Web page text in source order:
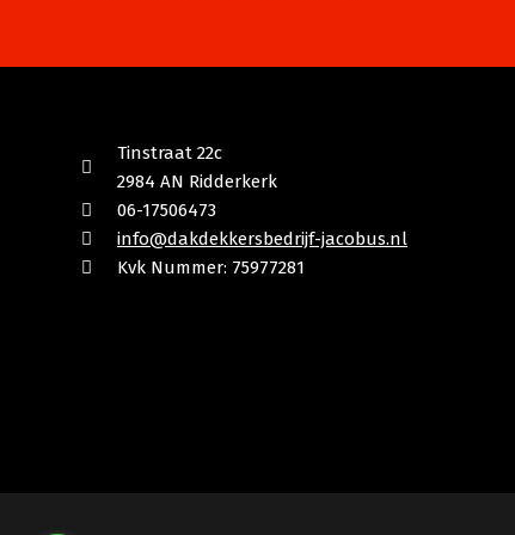
Tinstraat 22c
2984 AN Ridderkerk
06-17506473
info@dakdekkersbedrijf-jacobus.nl
Kvk Nummer: 75977281